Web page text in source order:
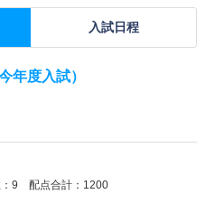
入試日程
年度入試）
9 配点合計：1200